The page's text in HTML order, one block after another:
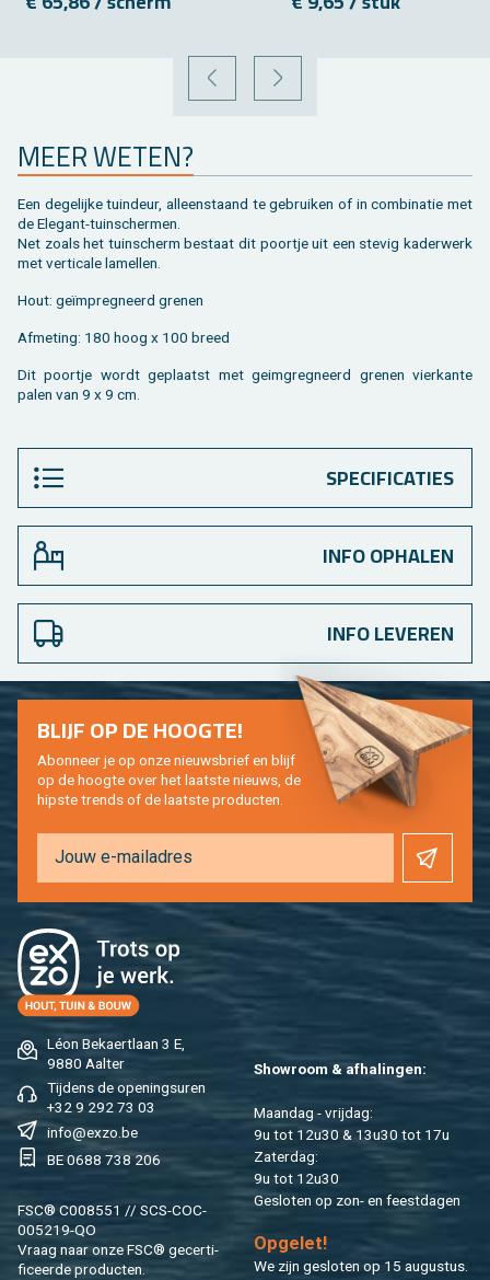
VORIGE VOLGENDE
MEER WETEN?
Een de­ge­lij­ke tuin­deur, al­leen­staand te ge­brui­ken of in com­bi­na­tie met
de Ele­gant-tuin­scher­men.
Net zoals het tuin­scherm be­staat dit poort­je uit een ste­vig ka­der­werk
met ver­ti­ca­le la­mel­len.
Hout: geïmpreg­neerd gre­nen
Af­me­ting: 180 hoog x 100 breed
Dit poort­je wordt ge­plaatst met geim­g­reg­neerd gre­nen vier­kan­te
palen van 9 x 9 cm.
SPECIFICATIES
INFO OPHALEN
INFO LEVEREN
Léon Be­kaert­laan 3 E,
9880 Aal­ter
Tij­dens de ope­nings­uren
+32 9 292 73 03
info@​exzo.​be
BE 0688 738 206
FSC® C008551 // SCS-COC-
005219-QO
Vraag naar onze FSC® ge­cer­ti­
fi­ceer­de pro­duc­ten.
Show­room & af­ha­lin­gen:
Maan­dag - vrij­dag:
9u tot 12u30 & 13u30 tot 17u
Za­ter­dag:
9u tot 12u30
Ge­slo­ten op zon- en feest­da­gen
Op­ge­let!
We zijn ge­slo­ten op 15 au­gus­tus.
BLIJF OP DE HOOG­TE!
Abon­neer je op onze nieuws­brief en blijf
op de hoog­te over het laat­ste nieuws, de
hip­s­te trends of de laat­ste pro­duc­ten.